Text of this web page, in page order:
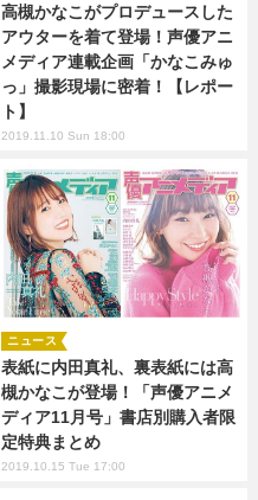
高槻かなこがプロデュースした
アウターを着て登場！声優アニ
メディア連載企画「かなこみゅ
っ」撮影現場に密着！【レポー
ト】
2019.11.10 Sun 18:00
表紙に内田真礼、裏表紙には高
槻かなこが登場！「声優アニメ
ディア11月号」書店別購入者限
定特典まとめ
ニュース
2019.10.15 Tue 17:00